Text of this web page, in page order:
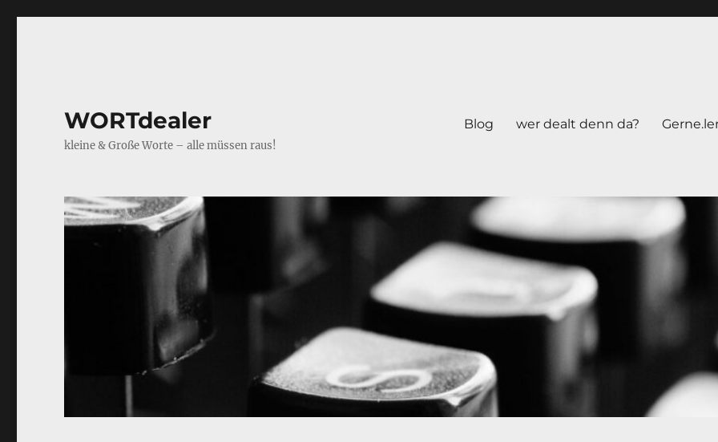
WORTdealer
kleine & Große Worte – alle müssen raus!
Blog wer dealt denn da?